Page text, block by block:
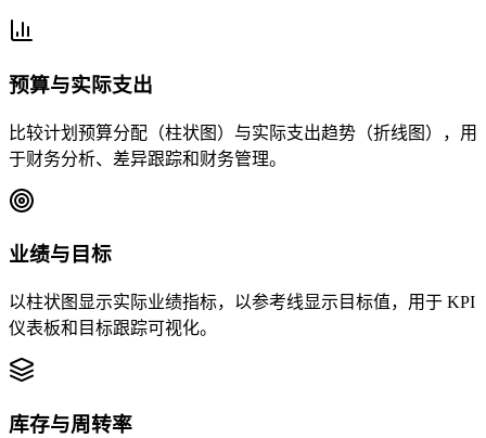
预算与实际支出
比较计划预算分配（柱状图）与实际支出趋势（折线图），用
于财务分析、差异跟踪和财务管理。
业绩与目标
以柱状图显示实际业绩指标，以参考线显示目标值，用于 KPI
仪表板和目标跟踪可视化。
库存与周转率